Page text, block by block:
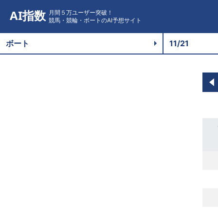
AI指数 月間５万ユーザー突破！
競馬・競輪・ボートのAI予想サイト